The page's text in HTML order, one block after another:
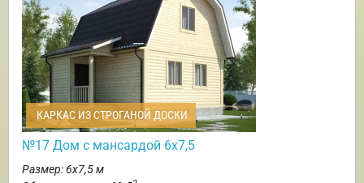
КАРКАС ИЗ СТРОГАНОЙ ДОСКИ
№17 Дом с мансардой 6х7,5
Размер: 6х7,5 м